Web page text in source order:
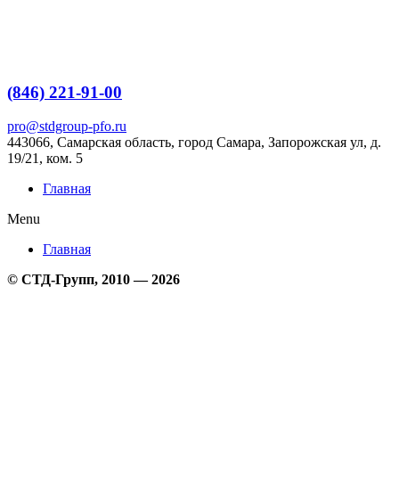
(846) 221-91-00
pro@stdgroup-pfo.ru
443066, Самарская область, город Самара, Запорожская ул, д.
19/21, ком. 5
Главная
Menu
Главная
© СТД-Групп, 2010 — 2026